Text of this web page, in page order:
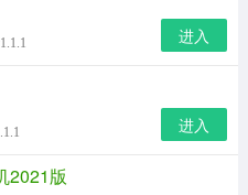
进入
进入
2021版